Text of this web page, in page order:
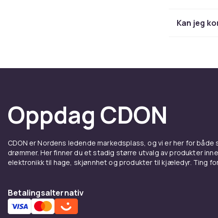
En
karbonrike
Kan jeg
Oppdag CDON
CDON er Nordens ledende markedsplass, og vi er her for
drømmer. Her finner du et stadig større utvalg av produkter
elektronikk til hage, skjønnhet og produkter til kjæledyr. Ting
Betalingsalternativ